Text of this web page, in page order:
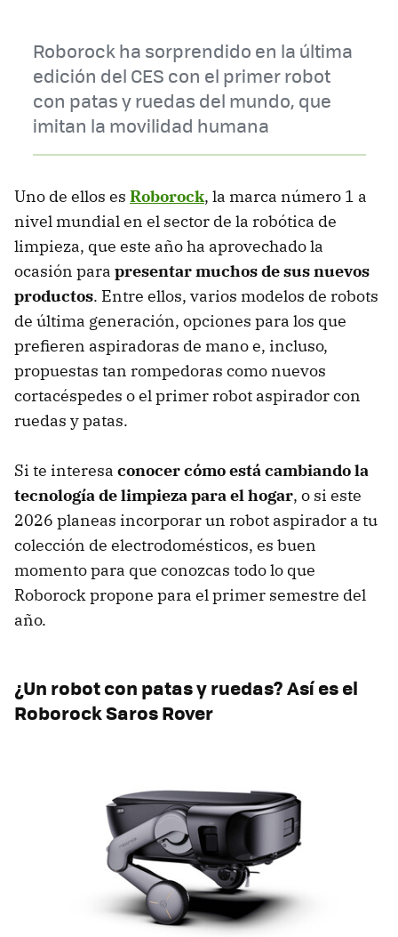
Roborock ha sorprendido en la última
edición del CES con el primer robot
con patas y ruedas del mundo, que
imitan la movilidad humana
Uno de ellos es Roborock, la marca número 1 a
nivel mundial en el sector de la robótica de
limpieza, que este año ha aprovechado la
ocasión para presentar muchos de sus nuevos
productos. Entre ellos, varios modelos de robots
de última generación, opciones para los que
prefieren aspiradoras de mano e, incluso,
propuestas tan rompedoras como nuevos
cortacéspedes o el primer robot aspirador con
ruedas y patas.
Si te interesa conocer cómo está cambiando la
tecnología de limpieza para el hogar, o si este
2026 planeas incorporar un robot aspirador a tu
colección de electrodomésticos, es buen
momento para que conozcas todo lo que
Roborock propone para el primer semestre del
año.
¿Un robot con patas y ruedas? Así es el
Roborock Saros Rover